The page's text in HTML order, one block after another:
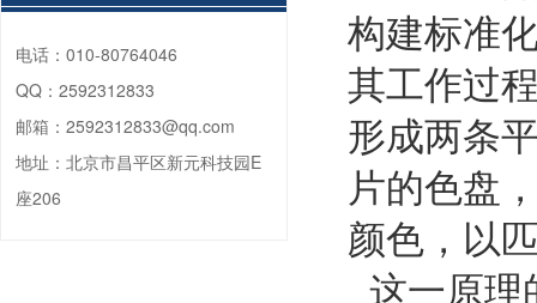
构建标准
其工作过
形成两条
片的色盘
颜色，以
这一原理
电话： 010-80764046
QQ： 2592312833
邮箱： 2592312833@qq.com
地址： 北京市昌平区新元科技园E
座206